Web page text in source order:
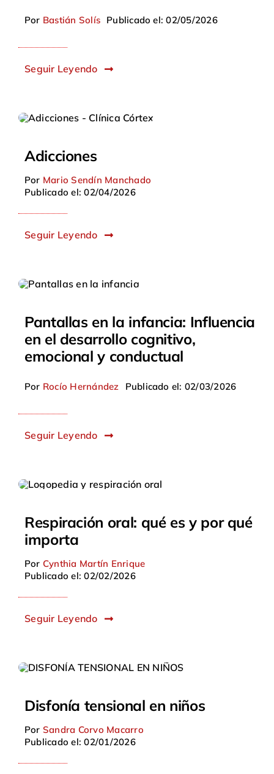
Por Bastián Solís Publicado el: 02/05/2026
Seguir Leyendo
Adicciones
Por Mario Sendín Manchado
Publicado el: 02/04/2026
Seguir Leyendo
Pantallas en la infancia: Influencia
en el desarrollo cognitivo,
emocional y conductual
Por Rocío Hernández Publicado el: 02/03/2026
Seguir Leyendo
Respiración oral: qué es y por qué
importa
Por Cynthia Martín Enrique
Publicado el: 02/02/2026
Seguir Leyendo
Disfonía tensional en niños
Por Sandra Corvo Macarro
Publicado el: 02/01/2026